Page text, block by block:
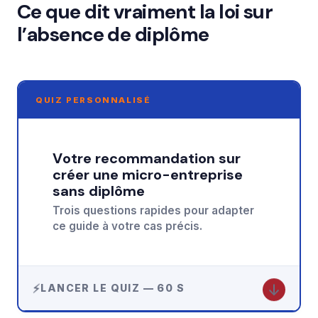
Ce que dit vraiment la loi sur
l’absence de diplôme
QUIZ PERSONNALISÉ
Votre recommandation sur
créer une micro-entreprise
sans diplôme
Trois questions rapides pour adapter
ce guide à votre cas précis.
LANCER LE QUIZ — 60 S ↓